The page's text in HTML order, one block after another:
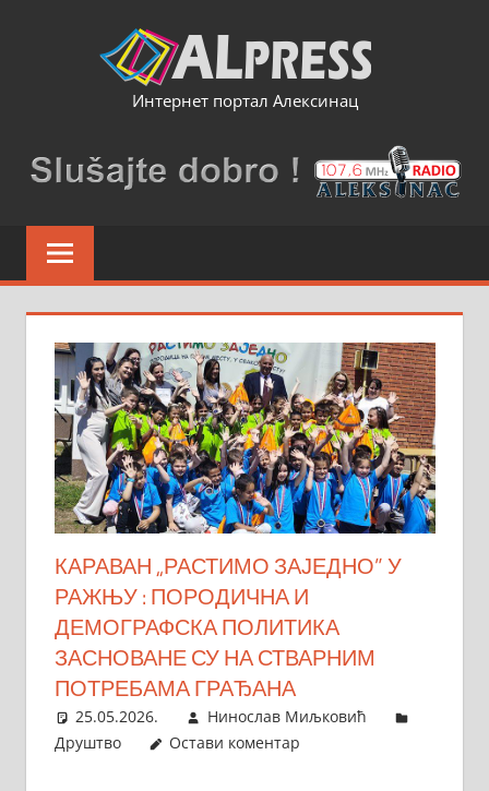
Интернет портал Алексинац
КАРАВАН „РАСТИМО ЗАЈЕДНО” У
РАЖЊУ : ПОРОДИЧНА И
ДЕМОГРАФСКА ПОЛИТИКА
ЗАСНОВАНЕ СУ НА СТВАРНИМ
ПОТРЕБАМА ГРАЂАНА
25.05.2026.
Нинослав Миљковић
Друштво
Остави коментар